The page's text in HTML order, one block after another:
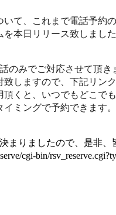
て、これまで電話予約
本日リリース致しました
のみでご対応させて頂き
致しますので、下記リン
頂くと、いつでもどこで
ミングで予約できます。
まりましたので、是非
cgi-bin/